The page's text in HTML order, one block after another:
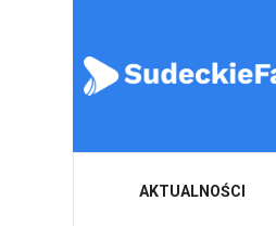
AKTUALNOŚCI